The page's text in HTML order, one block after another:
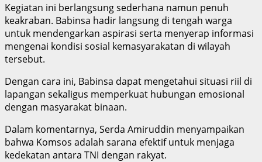
Kegiatan ini berlangsung sederhana namun penuh
keakraban. Babinsa hadir langsung di tengah warga
untuk mendengarkan aspirasi serta menyerap informasi
mengenai kondisi sosial kemasyarakatan di wilayah
tersebut.
Dengan cara ini, Babinsa dapat mengetahui situasi riil di
lapangan sekaligus memperkuat hubungan emosional
dengan masyarakat binaan.
Dalam komentarnya, Serda Amiruddin menyampaikan
bahwa Komsos adalah sarana efektif untuk menjaga
kedekatan antara TNI dengan rakyat.